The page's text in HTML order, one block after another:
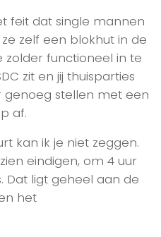
feit dat single mannen
zelf een blokhut in de
functioneel in te
zit en jij thuisparties
stellen met een
af.
kan ik je niet zeggen.
eindigen, om 4 uur
Dat ligt geheel aan de
het